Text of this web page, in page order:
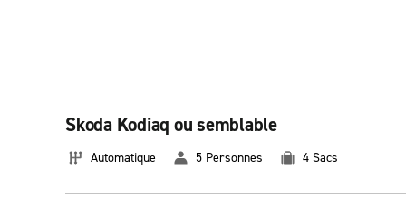
Skoda Kodiaq ou semblable
Automatique 5 Personnes 4 Sacs